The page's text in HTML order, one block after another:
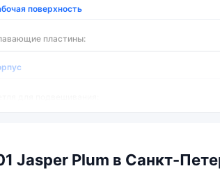
поверхность
пластины:
Jasper Plum в Санкт-